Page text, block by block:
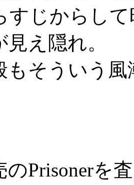
すじからし
え隠れ。
もそういう
のPrisonerを